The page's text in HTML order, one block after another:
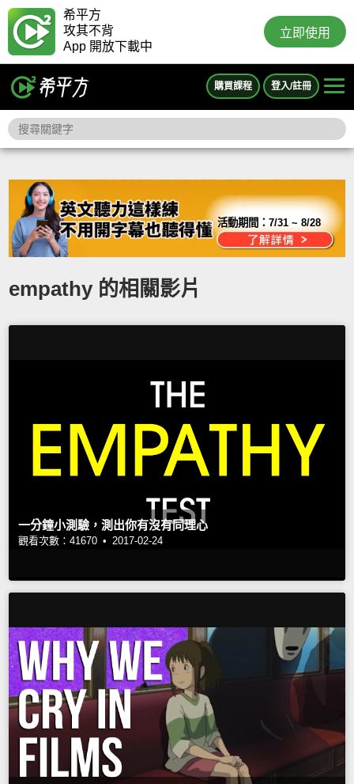
希平方
攻其不背
App 開放下載中
立即使用
購買課程 登入/註冊
活動期間：7/31 ~ 8/28
empathy 的相關影片
一分鐘小測驗，測出你有沒有同理心
觀看次數：41670 • 2017-02-24